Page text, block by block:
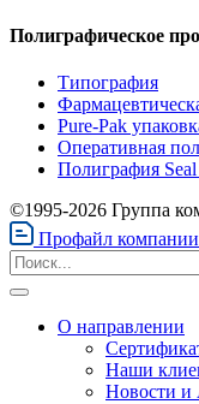
Полиграфическое
Типография
Pure-Pak
Оперативная
Полиграфия
©1995-2026 Группа
Профайл компании
О направлении
Наши
Новости и